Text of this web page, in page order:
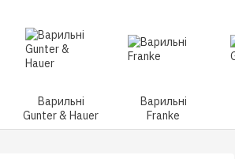
Варильні
Gunter & Hauer
Варильні
Franke